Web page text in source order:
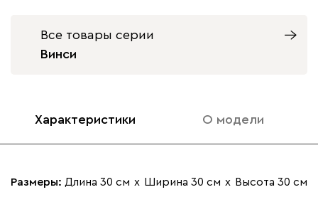
Бежевый Графит Олива
Все товары серии
Винси
Характеристики О модели
Размеры: Длина 30 см х Ширина 30 см х Высота 30 см